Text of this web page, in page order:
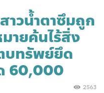
าวน้ำตาซึมถูก
ายค้นไร้สิ่ง
บทรัพย์ยึด
60,000
2563